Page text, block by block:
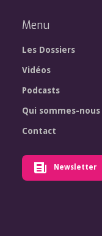
Menu
Les Dossiers
Vidéos
Podcasts
Qui sommes-nous
Contact
Newsletter